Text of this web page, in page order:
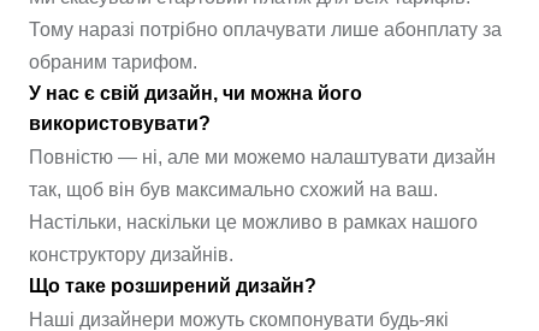
Тому наразі потрібно оплачувати лише абонплату за
обраним тарифом.
У нас є свій дизайн, чи можна його
використовувати?
Повністю — ні, але ми можемо налаштувати дизайн
так, щоб він був максимально схожий на ваш.
Настільки, наскільки це можливо в рамках нашого
конструктору дизайнів.
Що таке розширений дизайн?
Наші дизайнери можуть скомпонувати будь-які